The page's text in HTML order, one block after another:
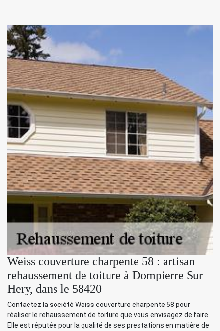
Weiss couverture charpente 58 : artisan
rehaussement de toiture à Dompierre Sur
Hery, dans le 58420
Contactez la société Weiss couverture charpente 58 pour
réaliser le rehaussement de toiture que vous envisagez de faire.
Elle est réputée pour la qualité de ses prestations en matière de